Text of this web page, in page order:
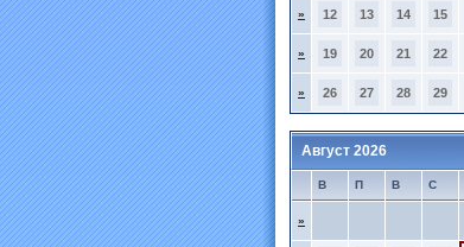
» 12 13 14 15
» 19 20 21 22
» 26 27 28 29
Август 2026
В П В С
»